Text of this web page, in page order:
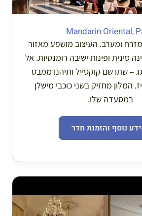
Mandarin Oriental,
ומערב. העיצוב מושפע מאזור
סינית ופינות ישיבה רומנטיות. אל
– שתו שם קוקטייל ותיהנו ממבט
המלון מחזיק בשני כוכבי מישלן
במסעדה שלו.
נוסף והזמנת חדר